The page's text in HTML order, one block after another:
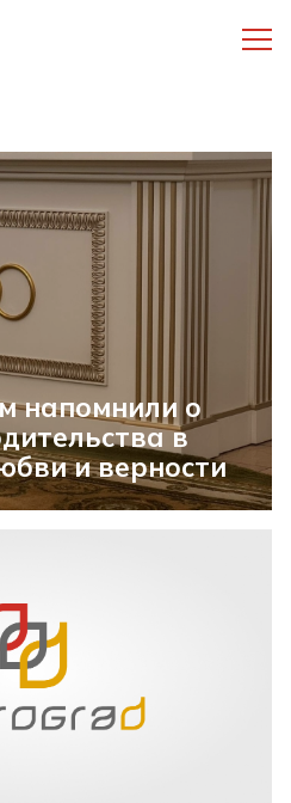
напомнили о
в
и верности